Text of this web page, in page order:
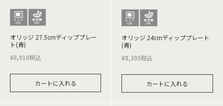
オリッジ 27.5cmディッププレー
ト(青)
¥8,910税込
カートに入れる
オリッジ 24cmディッププレート
(青)
¥8,305税込
カートに入れる